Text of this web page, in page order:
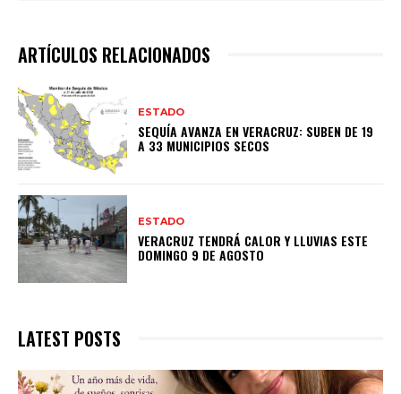
ARTÍCULOS RELACIONADOS
ESTADO
SEQUÍA AVANZA EN VERACRUZ: SUBEN DE 19
A 33 MUNICIPIOS SECOS
ESTADO
VERACRUZ TENDRÁ CALOR Y LLUVIAS ESTE
DOMINGO 9 DE AGOSTO
LATEST POSTS